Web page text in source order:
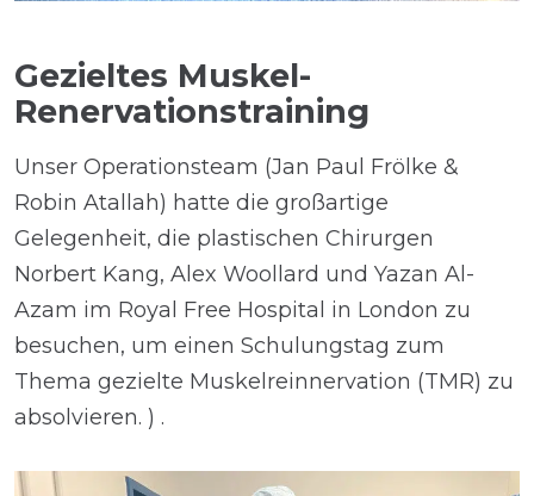
Gezieltes Muskel-
Renervationstraining
Unser Operationsteam (Jan Paul Frölke &
Robin Atallah) hatte die großartige
Gelegenheit, die plastischen Chirurgen
Norbert Kang, Alex Woollard und Yazan Al-
Azam im Royal Free Hospital in London zu
besuchen, um einen Schulungstag zum
Thema gezielte Muskelreinnervation (TMR) zu
absolvieren. ) .